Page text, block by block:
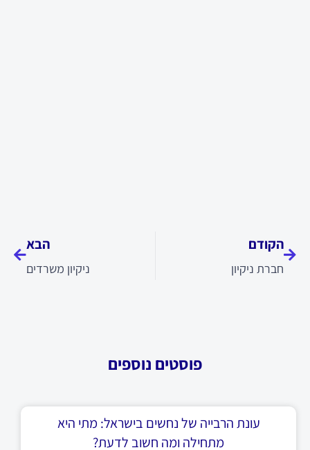
הקודם
חברת ניקיון
הבא
ניקיון משרדים
פוסטים נוספים
עונת הרבייה של נחשים בישראל: מתי היא
מתחילה ומה חשוב לדעת?